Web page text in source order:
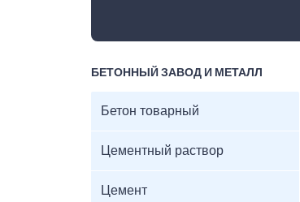
БЕТОННЫЙ ЗАВОД И МЕТАЛЛ
Бетон товарный
Цементный раствор
Цемент